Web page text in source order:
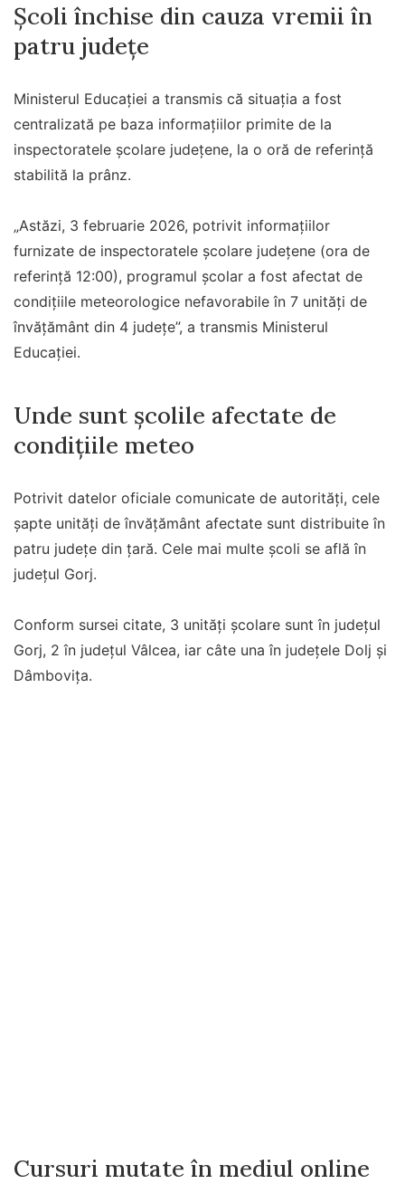
Școli închise din cauza vremii în
patru județe
Ministerul Educației a transmis că situația a fost
centralizată pe baza informațiilor primite de la
inspectoratele școlare județene, la o oră de referință
stabilită la prânz.
„Astăzi, 3 februarie 2026, potrivit informaţiilor
furnizate de inspectoratele şcolare judeţene (ora de
referinţă 12:00), programul şcolar a fost afectat de
condiţiile meteorologice nefavorabile în 7 unităţi de
învăţământ din 4 judeţe”, a transmis Ministerul
Educației.
Unde sunt școlile afectate de
condițiile meteo
Potrivit datelor oficiale comunicate de autorități, cele
șapte unități de învățământ afectate sunt distribuite în
patru județe din țară. Cele mai multe școli se află în
județul Gorj.
Conform sursei citate, 3 unităţi şcolare sunt în judeţul
Gorj, 2 în judeţul Vâlcea, iar câte una în judeţele Dolj şi
Dâmboviţa.
Cursuri mutate în mediul online